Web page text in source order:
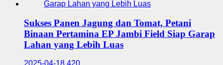
Sukses Panen Jagung dan Tomat, Petani
Binaan Pertamina EP Jambi Field Siap Garap
Lahan yang Lebih Luas